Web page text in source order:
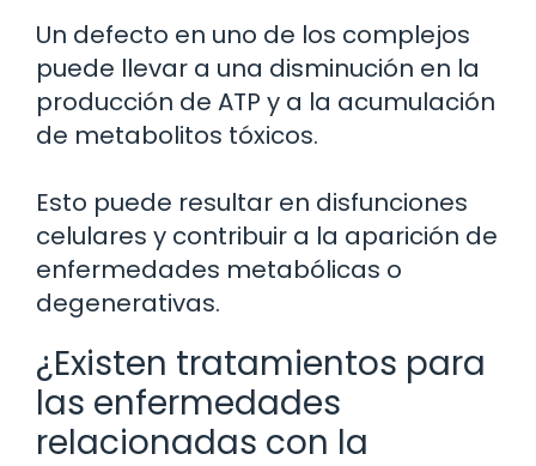
Un defecto en uno de los complejos
puede llevar a una disminución en la
producción de ATP y a la acumulación
de metabolitos tóxicos.
Esto puede resultar en disfunciones
celulares y contribuir a la aparición de
enfermedades metabólicas o
degenerativas.
¿Existen tratamientos para
las enfermedades
relacionadas con la